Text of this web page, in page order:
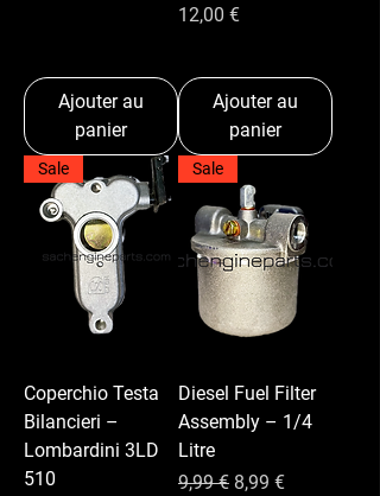
Ajouter au
panier
Prix
12,00 €
Ajouter au
panier
Sale
Coperchio Testa
Bilancieri –
Lombardini 3LD
510
Sale
Diesel Fuel Filter
Assembly – 1/4
Litre
Prix original
9,99 € Prix promotionnel
8,99 €